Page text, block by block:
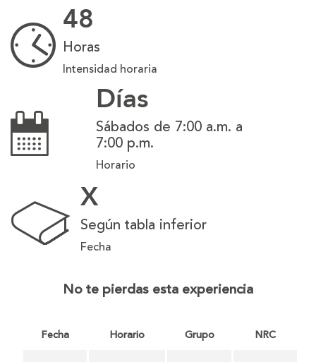
48
Horas
Intensidad horaria
Días
Sábados de 7:00 a.m. a
7:00 p.m.
Horario
X
Según tabla inferior
Fecha
No te pierdas esta experiencia
Fecha Horario Grupo NRC